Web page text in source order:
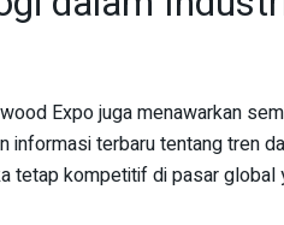
Expo juga menawarkan
informasi terbaru tentang tren
tetap kompetitif di pasar global